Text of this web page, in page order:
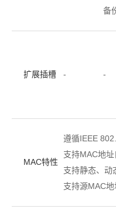
备
扩展插槽 - -
MAC特性
遵循IEEE
支持MAC地
支持静态、动
支持源MAC